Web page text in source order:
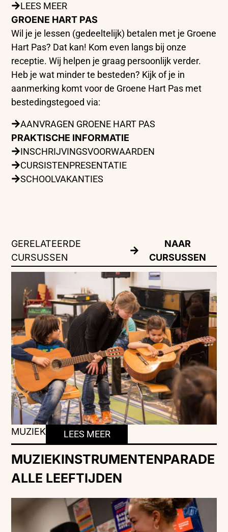
LEES MEER
GROENE HART PAS
Wil je je lessen (gedeeltelijk) betalen met je Groene
Hart Pas? Dat kan! Kom even langs bij onze
receptie. Wij helpen je graag persoonlijk verder.
Heb je wat minder te besteden? Kijk of je in
aanmerking komt voor de Groene Hart Pas met
bestedingstegoed via:
AANVRAGEN GROENE HART PAS
PRAKTISCHE INFORMATIE
INSCHRIJVINGSVOORWAARDEN
CURSISTENPRESENTATIE
SCHOOLVAKANTIES
GERELATEERDE
CURSUSSEN
NAAR
CURSUSSEN
MUZIEK LEES MEER
MUZIEKINSTRUMENTENPARADE
ALLE LEEFTIJDEN